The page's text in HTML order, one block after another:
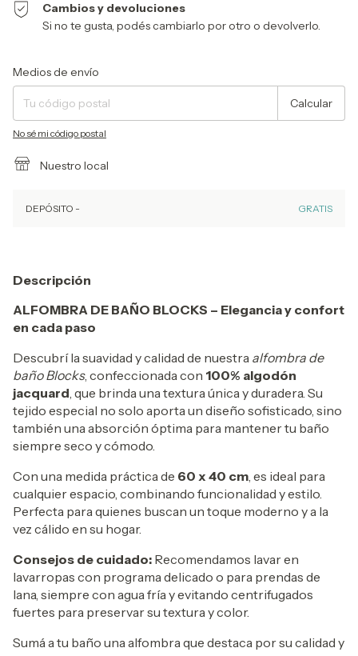
Cambios y devoluciones
Si no te gusta, podés cambiarlo por otro o devolverlo.
Entregas para el CP:
Medios de envío
Calcular
No sé mi código postal
Nuestro local
DEPÓSITO - GRATIS
Descripción
ALFOMBRA DE BAÑO BLOCKS – Elegancia y confort
en cada paso
Descubrí la suavidad y calidad de nuestra alfombra de
baño Blocks, confeccionada con 100% algodón
jacquard , que brinda una textura única y duradera. Su
tejido especial no solo aporta un diseño sofisticado, sino
también una absorción óptima para mantener tu baño
siempre seco y cómodo.
Con una medida práctica de 60 x 40 cm , es ideal para
cualquier espacio, combinando funcionalidad y estilo.
Perfecta para quienes buscan un toque moderno y a la
vez cálido en su hogar.
Consejos de cuidado: Recomendamos lavar en
lavarropas con programa delicado o para prendas de
lana, siempre con agua fría y evitando centrifugados
fuertes para preservar su textura y color.
Sumá a tu baño una alfombra que destaca por su calidad y